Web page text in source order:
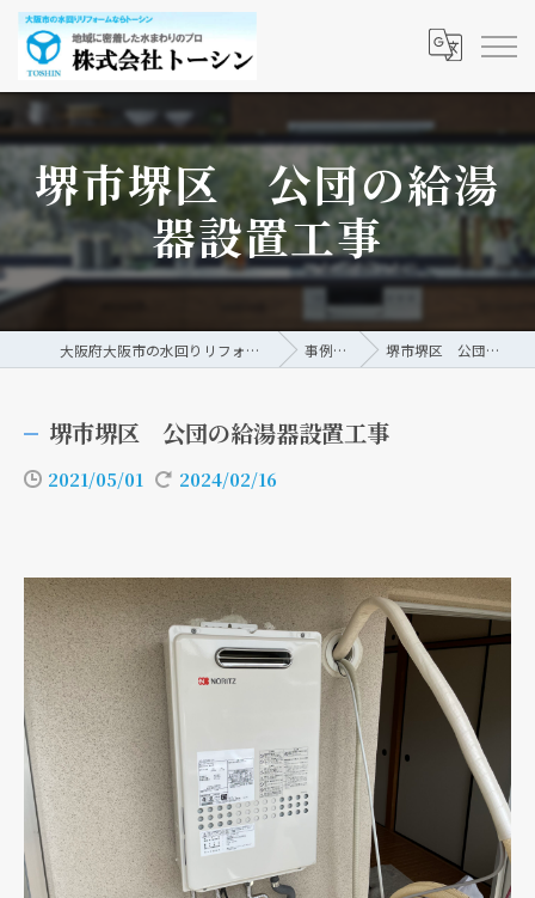
堺市堺区 公団の給湯
器設置工事
大阪府大阪市の水回りリフォームなら株式会社トーシン 事例/ブログ 堺市堺区 公団の給湯器設置工事
堺市堺区 公団の給湯器設置工事
2021/05/01 2024/02/16